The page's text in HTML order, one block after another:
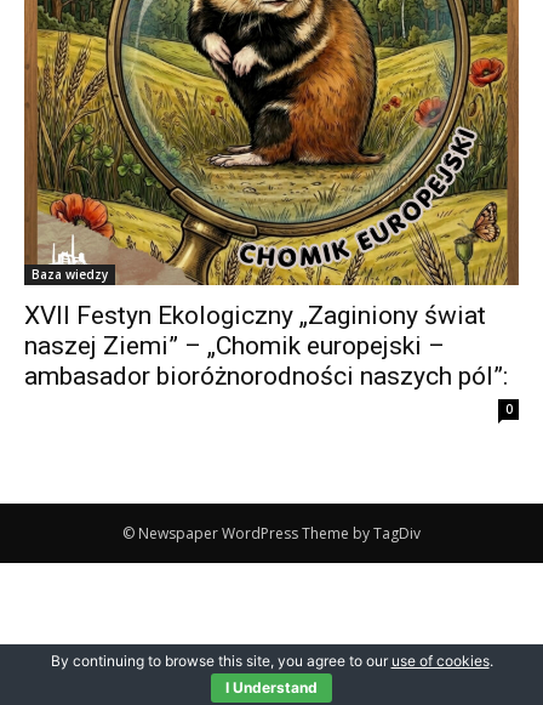
Baza wiedzy
XVII Festyn Ekologiczny „Zaginiony świat
naszej Ziemi” – „Chomik europejski –
ambasador bioróżnorodności naszych pól”:
0
© Newspaper WordPress Theme by TagDiv
By continuing to browse this site, you agree to our use of cookies.
I Understand